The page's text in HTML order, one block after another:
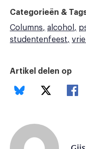
Categorieën &
Columns
alcohol
studentenfeest
Artikel delen op